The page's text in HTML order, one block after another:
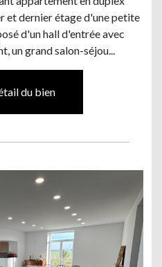
et dernier étage d'une petite
d'un hall d'entrée avec
un grand salon-séjou...
du bien